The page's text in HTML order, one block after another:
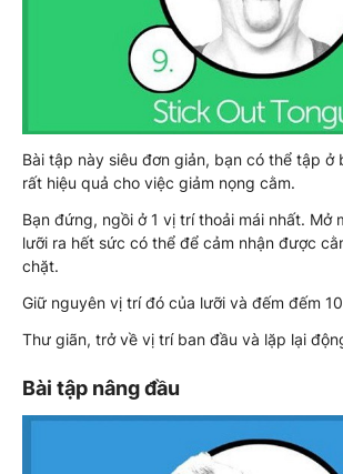
Bài tập này siêu đơn giản, bạn có thể tập ở
rất hiệu quả cho việc giảm nọng cằm.
Bạn đứng, ngồi ở 1 vị trí thoải mái nhất. Mở
lưỡi ra hết sức có thể để cảm nhận được
chặt.
Giữ nguyên vị trí đó của lưỡi và đếm đếm
Thư giãn, trở về vị trí ban đầu và lặp lại
Bài tập nâng đầu